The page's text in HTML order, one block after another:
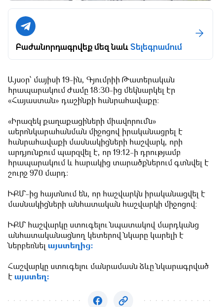
Բաժանորդագրվեք մեզ նաևՏելեգրամում
Այսօր՝ մայիսի 19-ին, Գյումրիի Թատերական
հրապարակում ժամը 18:30-ից մեկնարկել էր
«Հայաստան» դաշինքի հանրահավաքը:
«Իրազեկ քաղաքացիների միավորումն»
աերոնկարահանման միջոցով իրականացրել է
հանրահավաքի մասնակիցների հաշվարկ, որի
արդյունքում պարզվել է, որ 19:12-ի դրությամբ
հրապարակում և հարակից տարածքներում գտնվել է
շուրջ 970 մարդ:
ԻՔՄ-ից հայտնում են, որ հաշվարկն իրականացվել է
մասնակիցների անհատական հաշվարկի միջոցով։
ԻՔՄ հաշվարկը ստուգելու նպատակով մարդկանց
անհատականացնող կետերով նկարը կարելի է
ներբեռնել այստեղից։
Հաշվարկը ստուգելու մանրամասն ձևը նկարագրված
է այստեղ: